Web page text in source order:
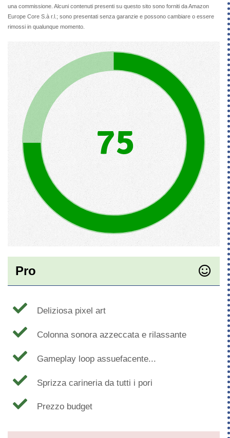
una commissione. Alcuni contenuti presenti su questo sito sono forniti da Amazon
Europe Core S.à r.l.; sono presentati senza garanzie e possono cambiare o essere
rimossi in qualunque momento.
75
Pro
Deliziosa pixel art
Colonna sonora azzeccata e rilassante
Gameplay loop assuefacente...
Sprizza carineria da tutti i pori
Prezzo budget